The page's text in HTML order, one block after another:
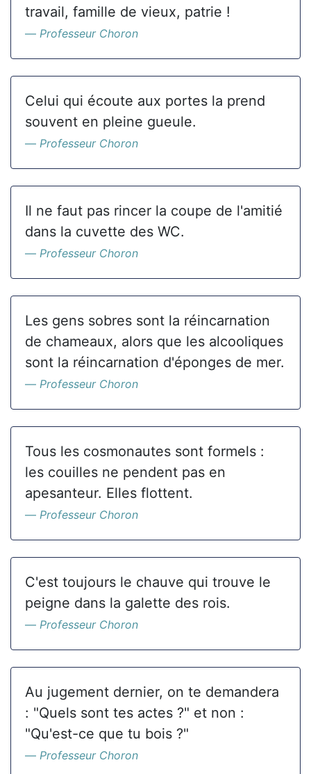
travail, famille de vieux, patrie !
Professeur Choron
Celui qui écoute aux portes la prend
souvent en pleine gueule.
Professeur Choron
Il ne faut pas rincer la coupe de l'amitié
dans la cuvette des WC.
Professeur Choron
Les gens sobres sont la réincarnation
de chameaux, alors que les alcooliques
sont la réincarnation d'éponges de mer.
Professeur Choron
Tous les cosmonautes sont formels :
les couilles ne pendent pas en
apesanteur. Elles flottent.
Professeur Choron
C'est toujours le chauve qui trouve le
peigne dans la galette des rois.
Professeur Choron
Au jugement dernier, on te demandera
: "Quels sont tes actes ?" et non :
"Qu'est-ce que tu bois ?"
Professeur Choron